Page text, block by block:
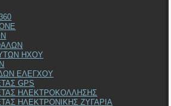
ΗΧΟΥ
ΕΛΕΓΧΟΥ
GPS
ΗΛΕΚΤΡΟΚΟΛΛΗΣΗΣ
ΗΛΕΚΤΡΟΝΙΚΗΣ ΖΥΓΑΡΙΑ